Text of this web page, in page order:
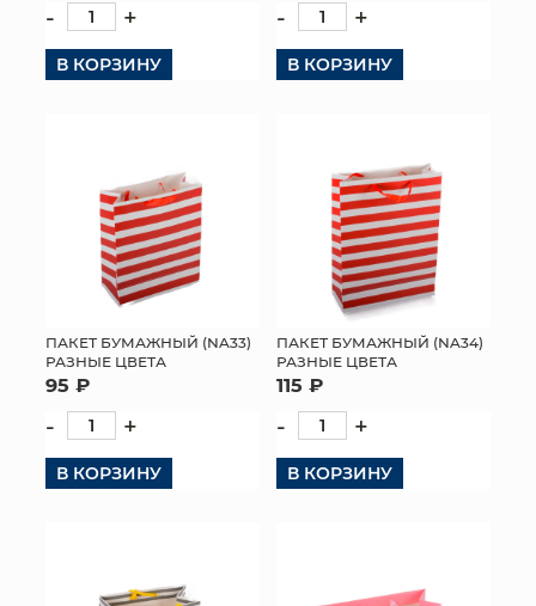
- +
В КОРЗИНУ
- +
В КОРЗИНУ
ПАКЕТ БУМАЖНЫЙ (NA33)
РАЗНЫЕ ЦВЕТА
95 ₽
- +
В КОРЗИНУ
ПАКЕТ БУМАЖНЫЙ (NA34)
РАЗНЫЕ ЦВЕТА
115 ₽
- +
В КОРЗИНУ